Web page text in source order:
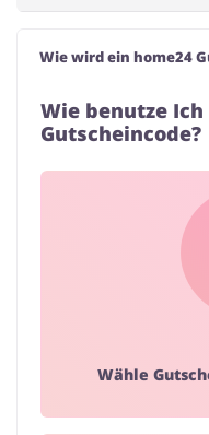
Wie wird ein home24
Wie benutze
Gutscheincode?
Wähle